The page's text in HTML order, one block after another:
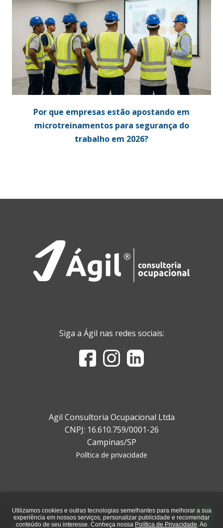
Por que empresas estão apostando em
microtreinamentos para segurança do
trabalho em 2026?
Siga a Ágil nas redes sociais:
Agil Consultoria Ocupacional Ltda
CNPJ: 16.610.759/0001-26
Campinas/SP
Política de privacidade
© 2021 - Todos direitos reservados - Ágil Consultoria Ocupacional
Utilizamos cookies e outras tecnologias semelhantes para melhorar a sua
experiência em nossos serviços, personalizar publicidade e recomendar
conteúdo de seu interesse. Conheça nossa Política de Privacidade. Ao